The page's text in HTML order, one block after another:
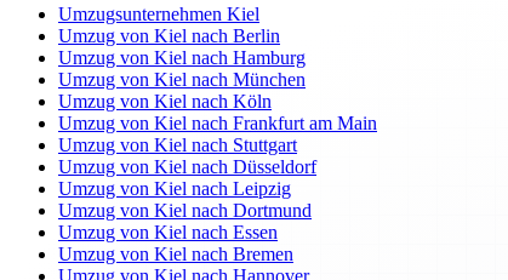
Umzugsunternehmen Kiel
Umzug von Kiel nach Berlin
Umzug von Kiel nach Hamburg
Umzug von Kiel nach München
Umzug von Kiel nach Köln
Umzug von Kiel nach Frankfurt am Main
Umzug von Kiel nach Stuttgart
Umzug von Kiel nach Düsseldorf
Umzug von Kiel nach Leipzig
Umzug von Kiel nach Dortmund
Umzug von Kiel nach Essen
Umzug von Kiel nach Bremen
Umzug von Kiel nach Hannover